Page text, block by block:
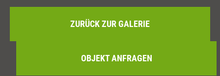
ZURÜCK ZUR GALERIE
OBJEKT ANFRAGEN